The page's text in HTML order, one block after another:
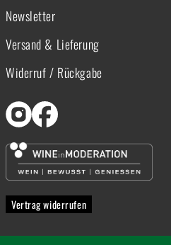
Newsletter
Versand & Lieferung
Widerruf / Rückgabe
Vertrag widerrufen